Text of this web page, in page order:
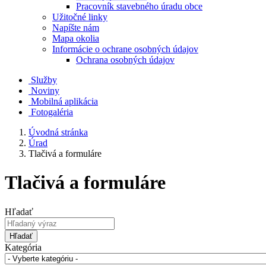
Pracovník stavebného úradu obce
Užitočné linky
Napíšte nám
Mapa okolia
Informácie o ochrane osobných údajov
Ochrana osobných údajov
Služby
Noviny
Mobilná aplikácia
Fotogaléria
Úvodná stránka
Úrad
Tlačivá a formuláre
Tlačivá a formuláre
Hľadať
Hľadať
Kategória